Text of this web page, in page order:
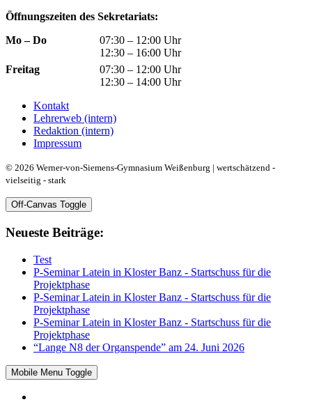
Öffnungszeiten des Sekretariats:
Mo – Do
07:30 – 12:00 Uhr
12:30 – 16:00 Uhr
Freitag
07:30 – 12:00 Uhr
12:30 – 14:00 Uhr
Kontakt
Lehrerweb (intern)
Redaktion (intern)
Impressum
© 2026 Werner-von-Siemens-Gymnasium Weißenburg | wertschätzend -
vielseitig - stark
Off-Canvas Toggle
Neueste Beiträge:
Test
P-Seminar Latein in Kloster Banz - Startschuss für die
Projektphase
P-Seminar Latein in Kloster Banz - Startschuss für die
Projektphase
P-Seminar Latein in Kloster Banz - Startschuss für die
Projektphase
“Lange N8 der Organspende” am 24. Juni 2026
Mobile Menu Toggle